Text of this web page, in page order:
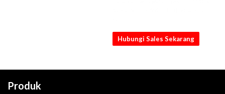
Hubungi Sales Sekarang
Produk